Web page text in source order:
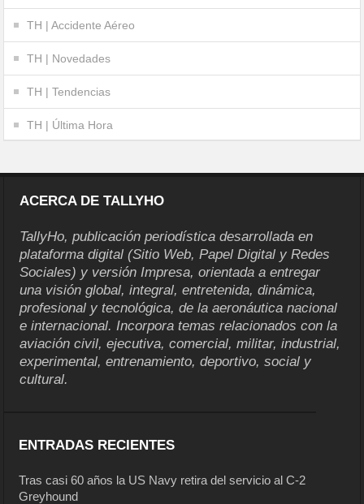
TH | Accidente Aéreo
TH | Novedades
TH | Tendencias
TH | Última Hora
ACERCA DE TALLYHO
TallyHo, publicación periodística desarrollada en
plataforma digital (Sitio Web, Papel Digital y Redes
Sociales) y versión Impresa, orientada a entregar
una visión global, integral, entretenida, dinámica,
profesional y tecnológica, de la aeronáutica nacional
e internacional. Incorpora temas relacionados con la
aviación civil, ejecutiva, comercial, militar, industrial,
experimental, entrenamiento, deportivo, social y
cultural.
ENTRADAS RECIENTES
Tras casi 60 años la US Navy retira del servicio al C-2
Greyhound